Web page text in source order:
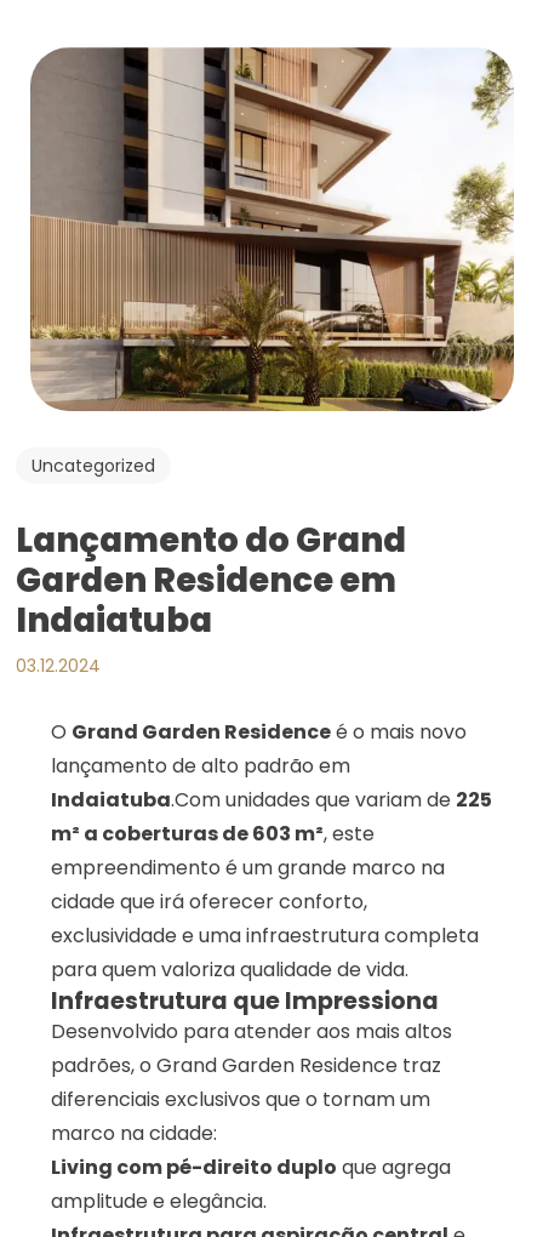
Uncategorized
Lançamento do Grand
Garden Residence em
Indaiatuba
03.12.2024
O Grand Garden Residenceé o mais novo
lançamento de alto padrão em
Indaiatuba.Com unidades que variam de 225
m² a coberturas de 603 m², este
empreendimento é um grande marco na
cidade que irá oferecer conforto,
exclusividade e uma infraestrutura completa
para quem valoriza qualidade de vida.
Infraestrutura que Impressiona
Desenvolvido para atender aos mais altos
padrões, o Grand Garden Residence traz
diferenciais exclusivos que o tornam um
marco na cidade:
Living com pé-direito duplo que agrega
amplitude e elegância.